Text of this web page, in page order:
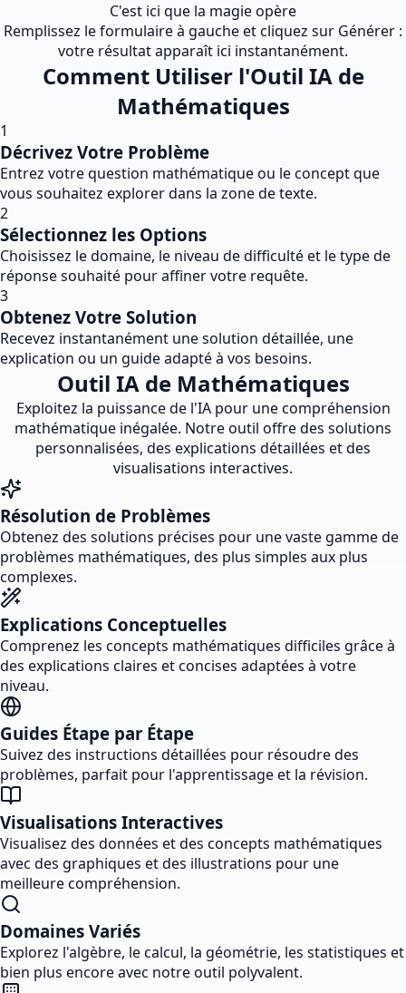
C'est ici que la magie opère
Remplissez le formulaire à gauche et cliquez sur Générer :
votre résultat apparaît ici instantanément.
Comment Utiliser l'Outil IA de
Mathématiques
1
Décrivez Votre Problème
Entrez votre question mathématique ou le concept que
vous souhaitez explorer dans la zone de texte.
2
Sélectionnez les Options
Choisissez le domaine, le niveau de difficulté et le type de
réponse souhaité pour affiner votre requête.
3
Obtenez Votre Solution
Recevez instantanément une solution détaillée, une
explication ou un guide adapté à vos besoins.
Outil IA de Mathématiques
Exploitez la puissance de l'IA pour une compréhension
mathématique inégalée. Notre outil offre des solutions
personnalisées, des explications détaillées et des
visualisations interactives.
Résolution de Problèmes
Obtenez des solutions précises pour une vaste gamme de
problèmes mathématiques, des plus simples aux plus
complexes.
Explications Conceptuelles
Comprenez les concepts mathématiques difficiles grâce à
des explications claires et concises adaptées à votre
niveau.
Guides Étape par Étape
Suivez des instructions détaillées pour résoudre des
problèmes, parfait pour l'apprentissage et la révision.
Visualisations Interactives
Visualisez des données et des concepts mathématiques
avec des graphiques et des illustrations pour une
meilleure compréhension.
Domaines Variés
Explorez l'algèbre, le calcul, la géométrie, les statistiques et
bien plus encore avec notre outil polyvalent.